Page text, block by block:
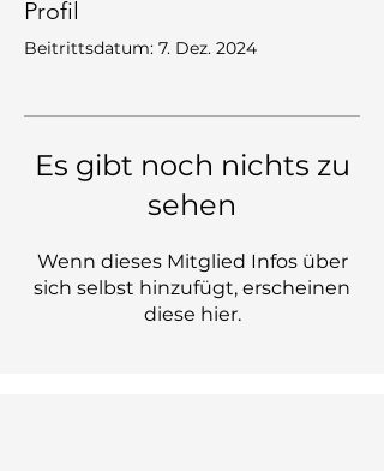
Profil
Beitrittsdatum: 7. Dez. 2024
Es gibt noch nichts zu
sehen
Wenn dieses Mitglied Infos über
sich selbst hinzufügt, erscheinen
diese hier.